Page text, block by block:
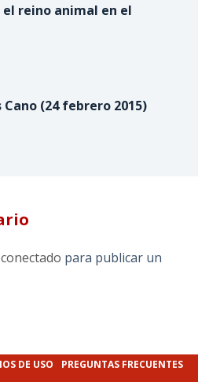
reino animal en el
(24 febrero 2015)
conectado para publicar un
DE USO PREGUNTAS FRECUENTES